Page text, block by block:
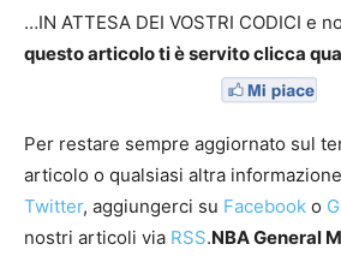
…IN ATTESA DEI VOSTRI CODICI e
questo articolo ti è servito clicca
Per restare sempre aggiornato sul
articolo o qualsiasi altra
Twitter, aggiungerci su Facebook o
nostri articoli via RSS.NBA General